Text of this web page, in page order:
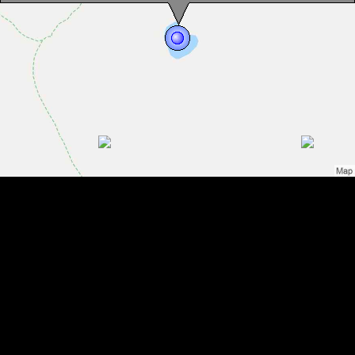
Lacul Galbena, Muntii Fagaras, Foto: Alexandru Gabriel Tudor